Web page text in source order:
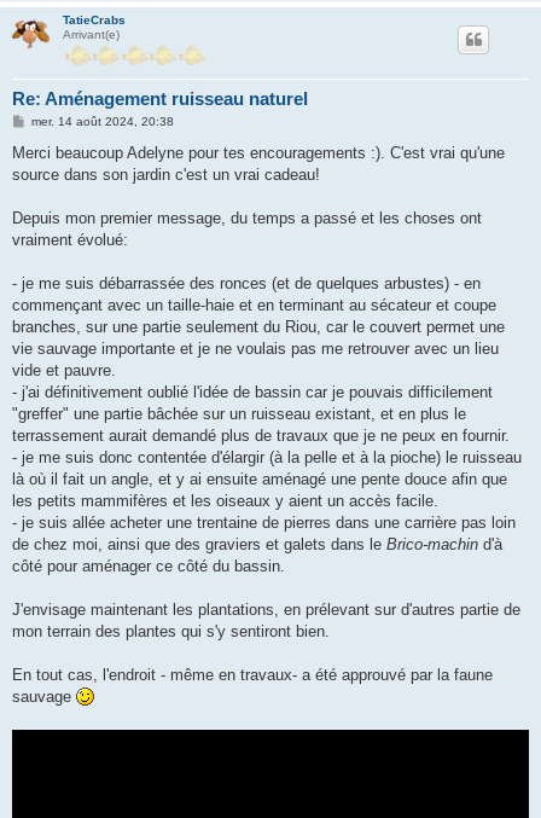
TatieCrabs
Arrivant(e)
Re: Aménagement ruisseau naturel
M
s
a
mer. 14 août 2024, 20:38
Merci beaucoup Adelyne pour tes encouragements :). C'est vrai qu'une
source dans son jardin c'est un vrai cadeau!
Depuis mon premier message, du temps a passé et les choses ont
vraiment évolué:
- je me suis débarrassée des ronces (et de quelques arbustes) - en
commençant avec un taille-haie et en terminant au sécateur et coupe
branches, sur une partie seulement du Riou, car le couvert permet une
vie sauvage importante et je ne voulais pas me retrouver avec un lieu
vide et pauvre.
- j'ai définitivement oublié l'idée de bassin car je pouvais difficilement
"greffer" une partie bâchée sur un ruisseau existant, et en plus le
terrassement aurait demandé plus de travaux que je ne peux en fournir.
- je me suis donc contentée d'élargir (à la pelle et à la pioche) le ruisseau
là où il fait un angle, et y ai ensuite aménagé une pente douce afin que
les petits mammifères et les oiseaux y aient un accès facile.
- je suis allée acheter une trentaine de pierres dans une carrière pas loin
de chez moi, ainsi que des graviers et galets dans le Brico-machin d'à
côté pour aménager ce côté du bassin.
J'envisage maintenant les plantations, en prélevant sur d'autres partie de
mon terrain des plantes qui s'y sentiront bien.
En tout cas, l'endroit - même en travaux- a été approuvé par la faune
sauvage